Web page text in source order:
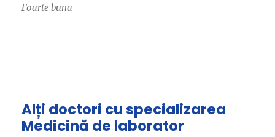
Foarte buna
Alți doctori cu specializarea
Medicină de laborator